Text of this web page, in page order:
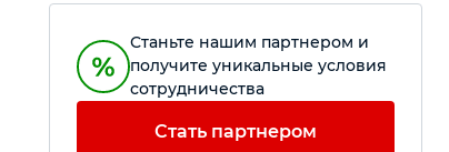
Станьте нашим партнером и
получите уникальные условия
сотрудничества
Стать партнером